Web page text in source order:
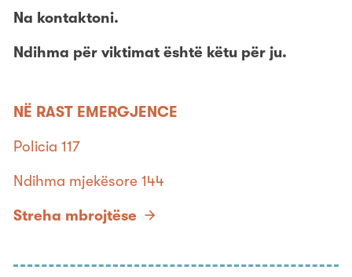
Na kontaktoni.
Ndihma për viktimat është këtu për ju.
NË RAST EMERGJENCE
Policia 117
Ndihma mjekësore 144
Streha mbrojtëse